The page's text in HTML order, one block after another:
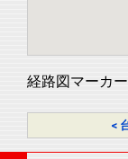
経路図マーカ
<